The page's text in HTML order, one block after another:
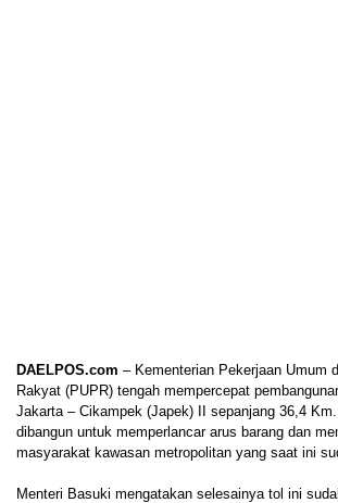
DAELPOS.com – Kementerian Pekerjaan Umum
Rakyat (PUPR) tengah mempercepat
Jakarta – Cikampek (Japek) II sepanjang 36,4
dibangun untuk memperlancar arus barang dan
masyarakat kawasan metropolitan yang saat ini
Menteri Basuki mengatakan selesainya tol ini